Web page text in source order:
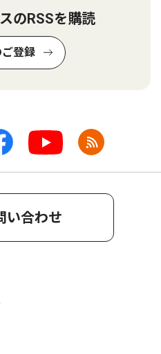
のRSSを購読
ご登録
い合わせ